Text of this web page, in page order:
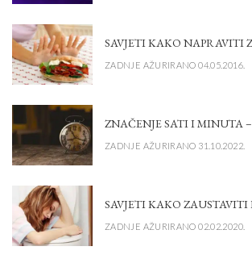
SAVJETI KAKO NAPRAVITI
ZADNJE AŽURIRANO 04.05.2016.
ZNAČENJE SATI I MINUTA
ZADNJE AŽURIRANO 31.10.2022.
SAVJETI KAKO ZAUSTAVITI
ZADNJE AŽURIRANO 02.02.2020.